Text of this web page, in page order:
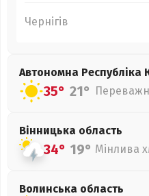
Чернігів
Автономна Республіка
35° 21°
Вінницька область
34° 19° Мінлива
Волинська область